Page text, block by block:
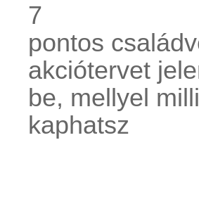
7
pontos
akciótervet
be, mellyel
kaphatsz